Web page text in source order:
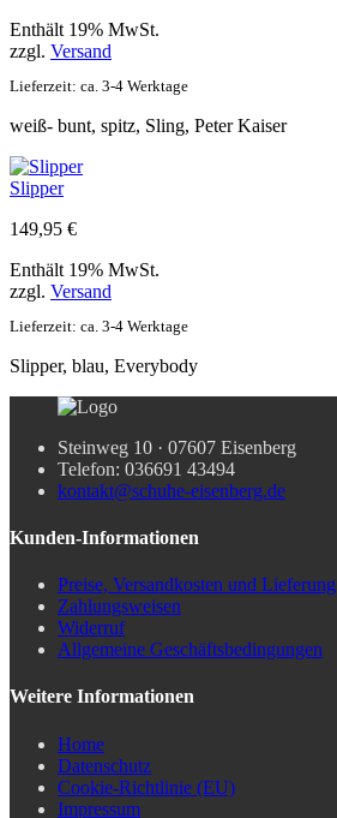
war:
129,95 €
ist:
Enthält 19% MwSt.
zzgl. Versand
Lieferzeit: ca. 3-4 Werktage
weiß- bunt, spitz, Sling, Peter Kaiser
Slipper
149,95 €
Enthält 19% MwSt.
zzgl. Versand
Lieferzeit: ca. 3-4 Werktage
Slipper, blau, Everybody
Steinweg 10 · 07607 Eisenberg
Telefon: 036691 43494
kontakt@schuhe-eisenberg.de
Kunden-Informationen
Preise, Versandkosten und Lieferung
Zahlungsweisen
Widerruf
Allgemeine Geschäftsbedingungen
Weitere Informationen
Home
Datenschutz
Cookie-Richtlinie (EU)
Impressum